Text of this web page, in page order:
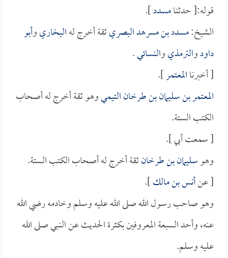
قوله:[ حدثنامسدد].
الشيخ:مسدد بن مسرهد البصريثقة أخرج لهالبخاريوأبو
داودوالترمذيوالنسائي.
[ أخبرناالمعتمر].
المعتمر بن سليمان بن طرخان التيميوهو ثقة أخرج له أصحاب
الكتب الستة.
[ سمعت أبي ].
وهوسليمان بن طرخانثقة أخرج له أصحاب الكتب الستة.
[ عنأنس بن مالك].
وهو صاحب رسول الله صلى الله عليه وسلم وخادمه رضي الله
عنه، وأحد السبعة المعروفين بكثرة الحديث عن النبي صلى الله
عليه وسلم.